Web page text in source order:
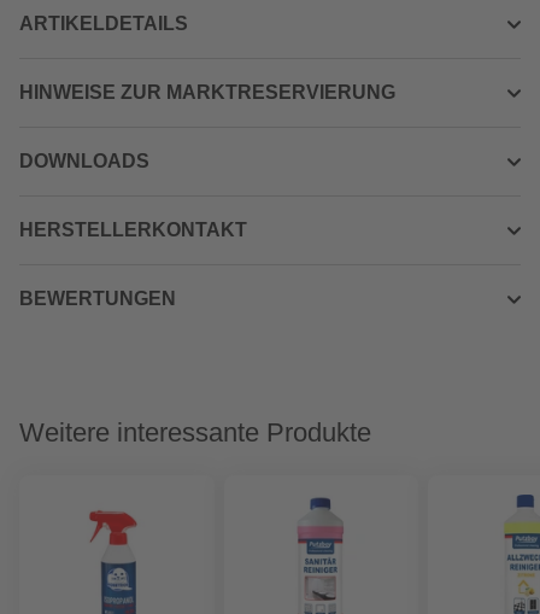
ARTIKELDETAILS
HINWEISE ZUR MARKTRESERVIERUNG
DOWNLOADS
HERSTELLERKONTAKT
BEWERTUNGEN
Weitere interessante Produkte